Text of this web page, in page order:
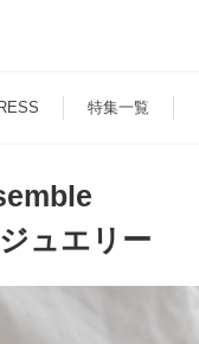
特集一覧
ュエリー